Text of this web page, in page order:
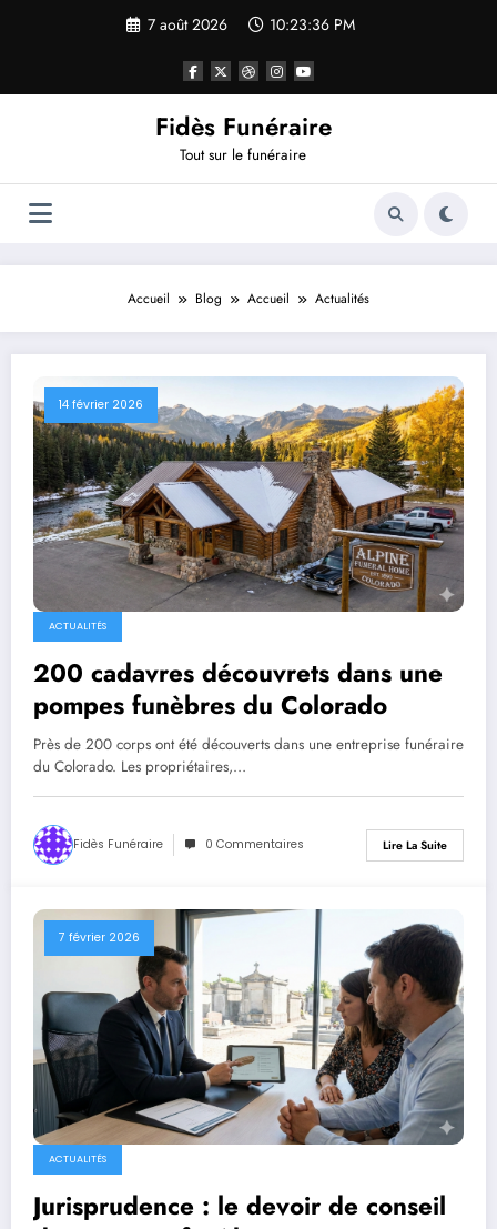
7 août 2026 10:23:37 PM
Fidès Funéraire
Tout sur le funéraire
Accueil Blog Accueil Actualités
14 février 2026
ACTUALITÉS
200 cadavres découvrets dans une
pompes funèbres du Colorado
Près de 200 corps ont été découverts dans une entreprise funéraire
du Colorado. Les propriétaires,…
Fidès Funéraire 0 Commentaires Lire La Suite
7 février 2026
ACTUALITÉS
Jurisprudence : le devoir de conseil